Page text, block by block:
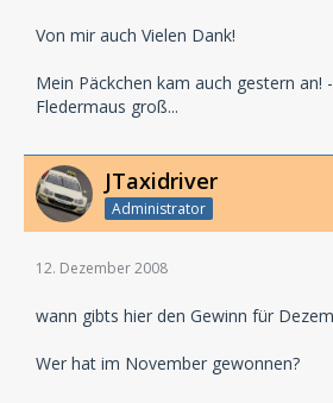
Von mir auch Vielen Dank!
Mein Päckchen kam auch gestern an!
Fledermaus groß...
JTaxidriver
Administrator
12. Dezember 2008
wann gibts hier den Gewinn für
Wer hat im November gewonnen?